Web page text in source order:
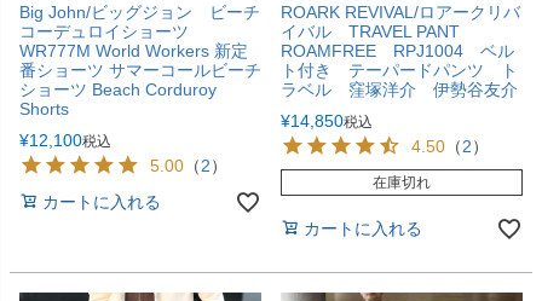
Big John/ビッグジョン ビーチ
コーデュロイショーツ
WR777M World Workers 新定
番ショーツ サマーコールビーチ
ショーツ Beach Corduroy
Shorts
¥12,100税込
5.00 （2）
カートに入れる
ROARK REVIVAL/ロアークリバ
イバル TRAVEL PANT
ROAMFREE RPJ1004 ベル
ト付き テーパードパンツ ト
ラベル 窪塚洋介 伊勢谷友介
¥14,850税込
4.50 （2）
在庫切れ
カートに入れる